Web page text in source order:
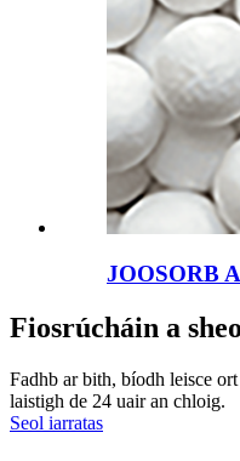
JOOSORB
Fiosrúcháin a
Fadhb ar bith, bíodh leisce
laistigh de 24 uair an chloig.
Seol iarratas